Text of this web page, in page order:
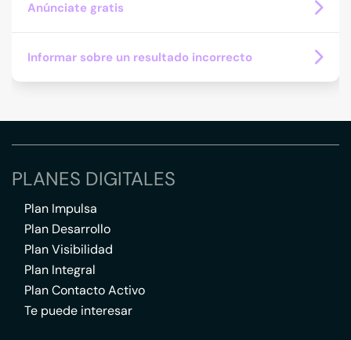
Anúnciate gratis
Informar sobre un resultado incorrecto
PLANES DIGITALES
Plan Impulsa
Plan Desarrollo
Plan Visibilidad
Plan Integral
Plan Contacto Activo
Te puede interesar